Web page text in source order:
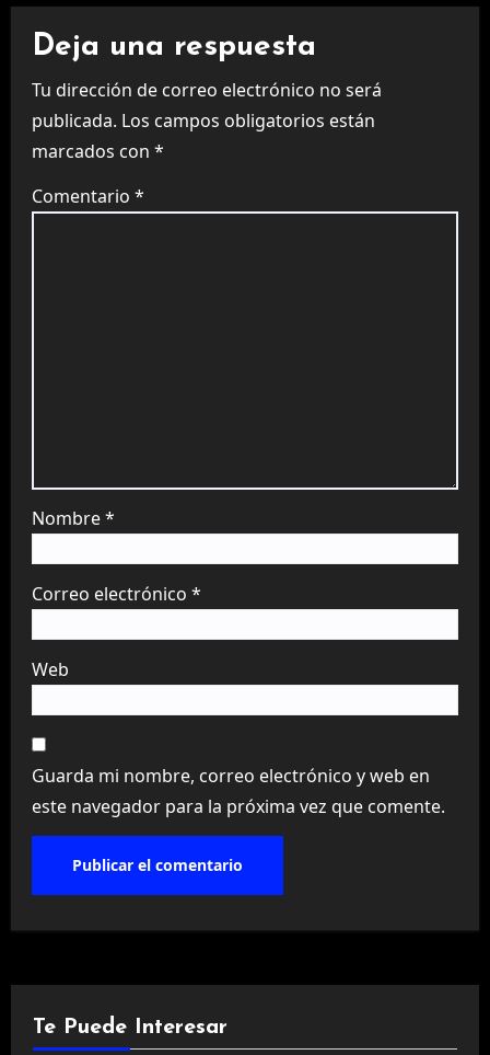
Deja una respuesta
Tu dirección de correo electrónico no será
publicada. Los campos obligatorios están
marcados con *
Comentario *
Nombre*
Correo electrónico *
Web
Guarda mi nombre, correo electrónico y web en
este navegador para la próxima vez que comente.
Te Puede Interesar